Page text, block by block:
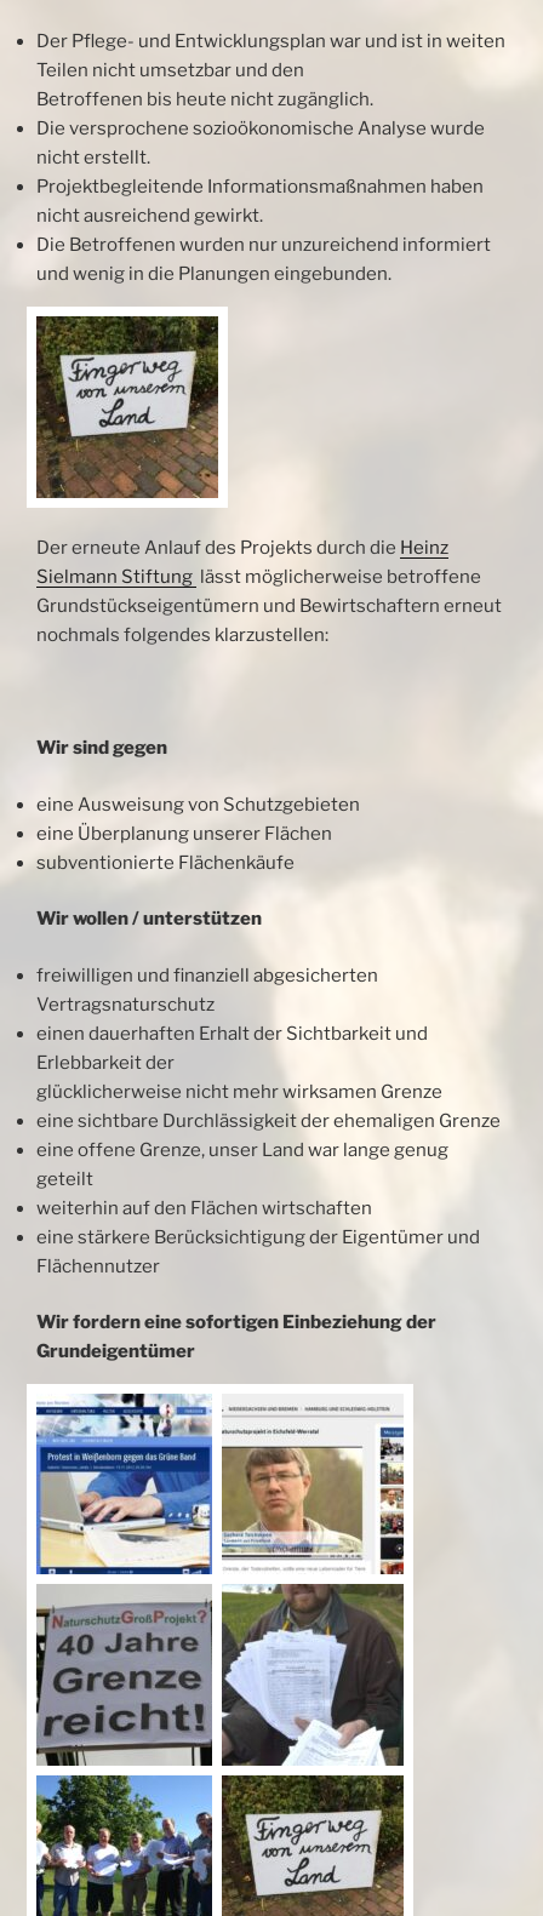
Der Pflege- und Entwicklungsplan war und ist in weiten
Teilen nicht umsetzbar und den
Betroffenen bis heute nicht zugänglich.
Die versprochene sozioökonomische Analyse wurde
nicht erstellt.
Projektbegleitende Informationsmaßnahmen haben
nicht ausreichend gewirkt.
Die Betroffenen wurden nur unzureichend informiert
und wenig in die Planungen eingebunden.
Der erneute Anlauf des Projekts durch die Heinz
Sielmann Stiftung lässt möglicherweise betroffene
Grundstückseigentümern und Bewirtschaftern erneut
nochmals folgendes klarzustellen:
Wir sind gegen
eine Ausweisung von Schutzgebieten
eine Überplanung unserer Flächen
subventionierte Flächenkäufe
Wir wollen / unterstützen
freiwilligen und finanziell abgesicherten
Vertragsnaturschutz
einen dauerhaften Erhalt der Sichtbarkeit und
Erlebbarkeit der
glücklicherweise nicht mehr wirksamen Grenze
eine sichtbare Durchlässigkeit der ehemaligen Grenze
eine offene Grenze, unser Land war lange genug
geteilt
weiterhin auf den Flächen wirtschaften
eine stärkere Berücksichtigung der Eigentümer und
Flächennutzer
Wir fordern eine sofortigen Einbeziehung der
Grundeigentümer